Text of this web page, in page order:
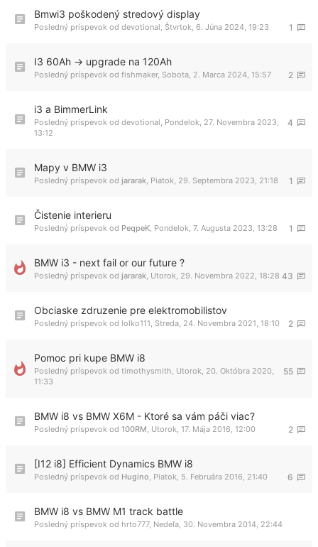
Bmwi3 poškodený stredový display
1
Posledný príspevok od devotional Štvrtok, 6. Júna 2024, 19:23
I3 60Ah -> upgrade na 120Ah
2
Posledný príspevok od fishmaker, Sobota, 2. Marca 2024, 15:57
i3 a BimmerLink
4
Posledný príspevok od devotional Pondelok, 27. Novembra 2023,
13:12
Mapy v BMW i3
1
Posledný príspevok od jararak Piatok, 29. Septembra 2023, 21:18
Čistenie interieru
1
Posledný príspevok od PeqpeK Pondelok, 7. Augusta 2023, 13:28
BMW i3 - next fail or our future ?
43
Posledný príspevok od jararak Utorok, 29. Novembra 2022, 18:28
Obciaske zdruzenie pre elektromobilistov
2
Posledný príspevok od lolko111 Streda, 24. Novembra 2021, 18:10
Pomoc pri kupe BMW i8
55
Posledný príspevok od timothysmith Utorok, 20. Októbra 2020,
11:33
BMW i8 vs BMW X6M - Ktoré sa vám páči viac?
2
Posledný príspevok od 100RM Utorok, 17. Mája 2016, 12:00
[I12 i8] Efficient Dynamics BMW i8
6
Posledný príspevok od Hugino Piatok, 5. Februára 2016, 21:40
BMW i8 vs BMW M1 track battle
Posledný príspevok od hrto777, Nedeľa, 30. Novembra 2014, 22:44